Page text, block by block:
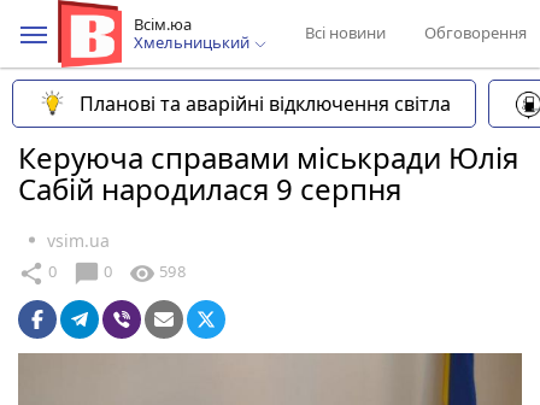
Всім.юа
Хмельницький
Всі новини Обговорення
Планові та аварійні відключення світла
Керуюча справами міськради Юлія
Сабій народилася 9 серпня
vsim.ua
share 0 chat_bubble 0 visibility 598